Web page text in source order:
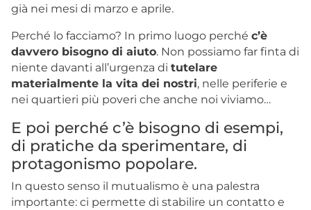
già nei mesi di marzo e aprile.
Perché lo facciamo? In primo luogo perché c’è
davvero bisogno di aiuto. Non possiamo far finta di
niente davanti all’urgenza di tutelare
materialmente la vita dei nostri, nelle periferie e
nei quartieri più poveri che anche noi viviamo…
E poi perché c’è bisogno di esempi,
di pratiche da sperimentare, di
protagonismo popolare.
In questo senso il mutualismo è una palestra
importante: ci permette di stabilire un contatto e